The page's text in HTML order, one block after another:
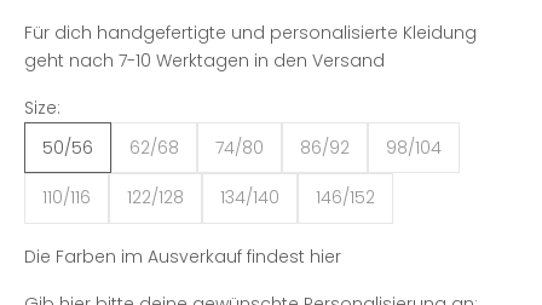
Für dich handgefertigte und personalisierte Kleidung
geht nach 7-10 Werktagen in den Versand
Size:
50/56
62/68 74/80 86/92 98/104
110/116 122/128 134/140 146/152
Die Farben im Ausverkauf findest hier